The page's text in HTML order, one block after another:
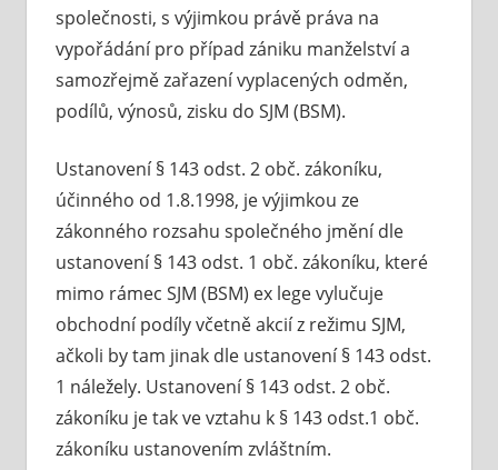
společnosti, s výjimkou právě práva na
vypořádání pro případ zániku manželství a
samozřejmě zařazení vyplacených odměn,
podílů, výnosů, zisku do SJM (BSM).
Ustanovení § 143 odst. 2 obč. zákoníku,
účinného od 1.8.1998, je výjimkou ze
zákonného rozsahu společného jmění dle
ustanovení § 143 odst. 1 obč. zákoníku, které
mimo rámec SJM (BSM) ex lege vylučuje
obchodní podíly včetně akcií z režimu SJM,
ačkoli by tam jinak dle ustanovení § 143 odst.
1 náležely. Ustanovení § 143 odst. 2 obč.
zákoníku je tak ve vztahu k § 143 odst.1 obč.
zákoníku ustanovením zvláštním.